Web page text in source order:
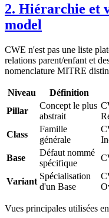
2. Hiérarchie et
model
CWE n'est pas une liste
relations parent/enfant et
nomenclature MITRE
Niveau Définition
Pillar
Concept le plus
abstrait
Class
Famille
générale
Base
Défaut nommé
spécifique
Variant
Spécialisation
d'un Base
Vues principales utilisées